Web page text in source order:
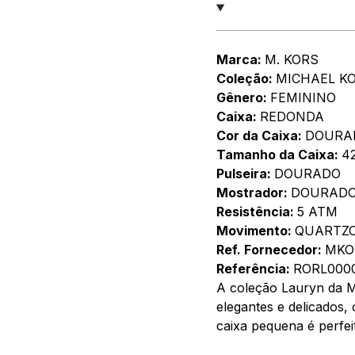
Marca: M. KORS
Coleção: MICHAEL
Gênero: FEMININO
Caixa: REDONDA
Cor da Caixa:
Tamanho da Caixa:
Pulseira: DOURADO
Mostrador:
Resistência: 5 ATM
Movimento:
Ref. Fornecedor:
Referência:
A coleção Lauryn da
elegantes e
caixa pequena é